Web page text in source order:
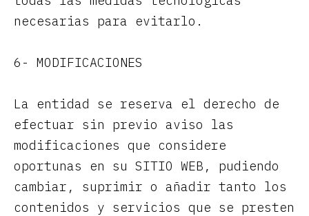
necesarias para evitarlo.
6- MODIFICACIONES
La entidad se reserva el derecho de
efectuar sin previo aviso las
modificaciones que considere
oportunas en su SITIO WEB, pudiendo
cambiar, suprimir o añadir tanto los
contenidos y servicios que se presten